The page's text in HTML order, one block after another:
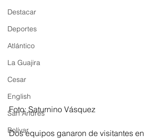
Destacar
Deportes
Atlántico
La Guajira
Cesar
English
San Andres
Bolívar
Foto: Saturnino Vásquez
Dos equipos ganaron de visitantes en